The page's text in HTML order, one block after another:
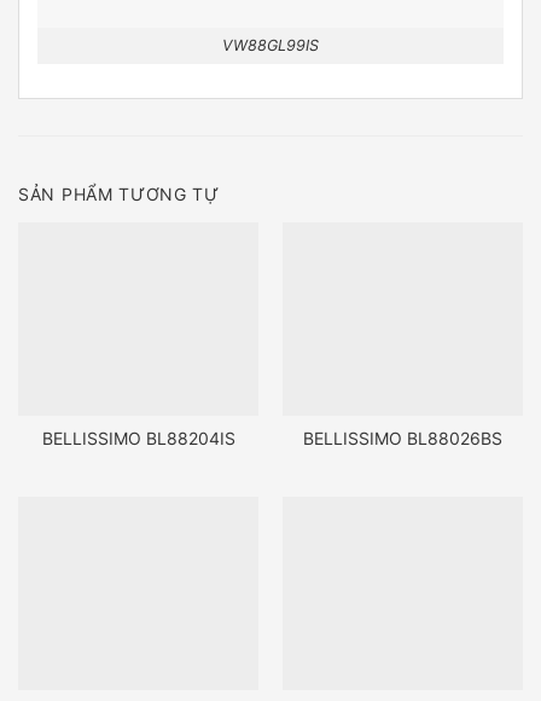
VW88GL99IS
SẢN PHẨM TƯƠNG TỰ
BELLISSIMO BL88204IS BELLISSIMO BL88026BS